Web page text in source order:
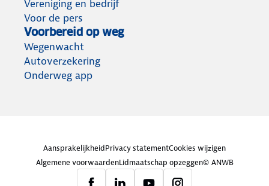
Vereniging en bedrijf
Voor de pers
Voorbereid op weg
Wegenwacht
Autoverzekering
Onderweg app
AansprakelijkheidPrivacy statementCookies wijzigen
Algemene voorwaardenLidmaatschap opzeggen© ANWB